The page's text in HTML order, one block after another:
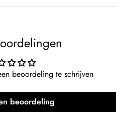
beoordeling te schrijven
beoordeling